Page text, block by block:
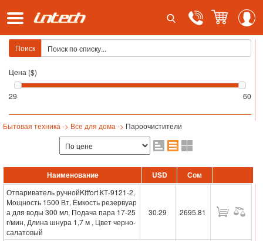
Бытовая техника -> Все для дома -> Пароочистители
Наименование USD Сом
Отпариватель ручнойKitfort КТ-9121-2,
Мощность 1500 Вт, Ёмкость резервуар
а для воды 300 мл, Подача пара 17-25
г/мин, Длина шнура 1,7 м , Цвет черно-
салатовый
30.29 2695.81
Поиск
Цена ($)
29 60